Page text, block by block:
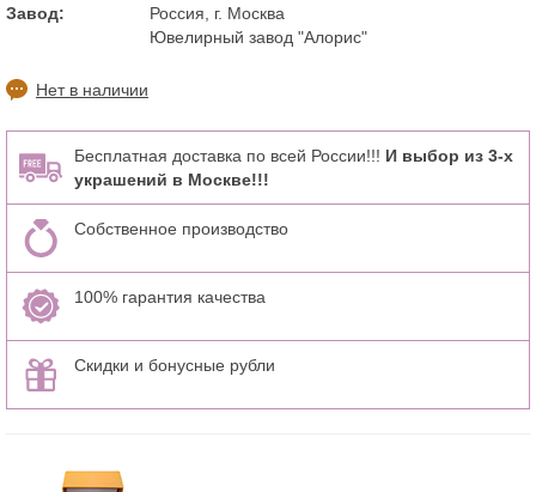
Завод:
Россия, г. Москва
Ювелирный завод "Алорис"
Нет в наличии
Бесплатная доставка по всей России!!! И выбор из 3-х
украшений в Москве!!!
Собственное производство
100% гарантия качества
Скидки и бонусные рубли